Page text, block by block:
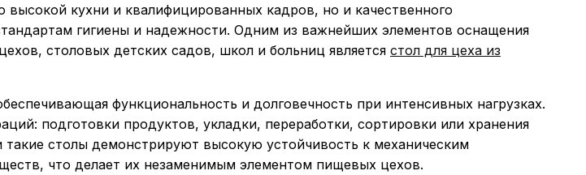
кухни и квалифицированных кадров, но и качественного
гигиены и надежности. Одним из важнейших элементов оснащения
столовых детских садов, школ и больниц является стол для цеха из
функциональность и долговечность при интенсивных нагрузках.
подготовки продуктов, укладки, переработки, сортировки или хранения
столы демонстрируют высокую устойчивость к механическим
что делает их незаменимым элементом пищевых цехов.